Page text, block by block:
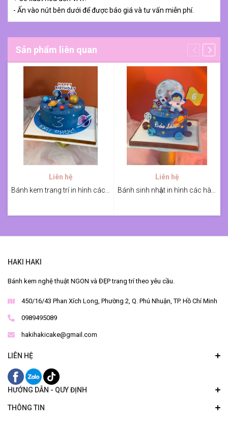
- Ấn vào nút bên dưới để được báo giá và tư vấn miễn phí.
Sản phẩm liên quan
Liên hệ
Bánh kem trang trí in hình các hành tinh cho bé
Liên hệ
Bánh sinh nhật in hình các hành tinh, galaxy cho bé Bảo Lâm
HAKI HAKI
Bánh kem nghệ thuật NGON và ĐẸP trang trí theo yêu cầu.
450/16/43 Phan Xích Long, Phường 2, Q. Phú Nhuận, TP. Hồ Chí Minh
0989495089
hakihakicake@gmail.com
LIÊN HỆ
HƯỚNG DẪN - QUY ĐỊNH
THÔNG TIN